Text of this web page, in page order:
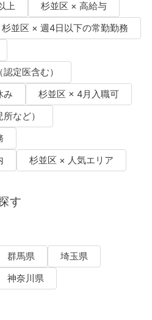
上
杉並区 × 高給与
杉並区 × 週4日以下の常勤勤務
定医含む）
み
杉並区 × 4月入職可
など）
杉並区 × 人気エリア
す
群馬県
埼玉県
神奈川県